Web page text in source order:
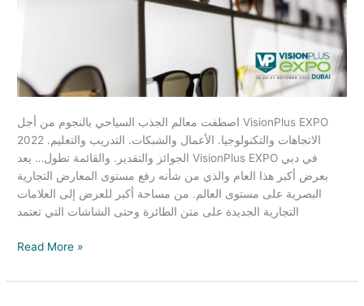
اصطفت معالم الجذب السياحي بالنجوم من أجل VisionPlus EXPO
2022 الاتجاهات والتكنولوجيا. الأعمال والشبكات. التدريب والتعليم.
الجوائز والتقدير. والقائمة تطول… يعد VisionPlus EXPO في دبي
بعرض أكبر هذا العام والذي من شأنه رفع مستوى المعارض التجارية
البصرية على مستوى العالم. من مساحة أكبر للعرض إلى العلامات
التجارية الجديدة على متن الطائرة وحتى الشاشات التي تعتمد
Read More »